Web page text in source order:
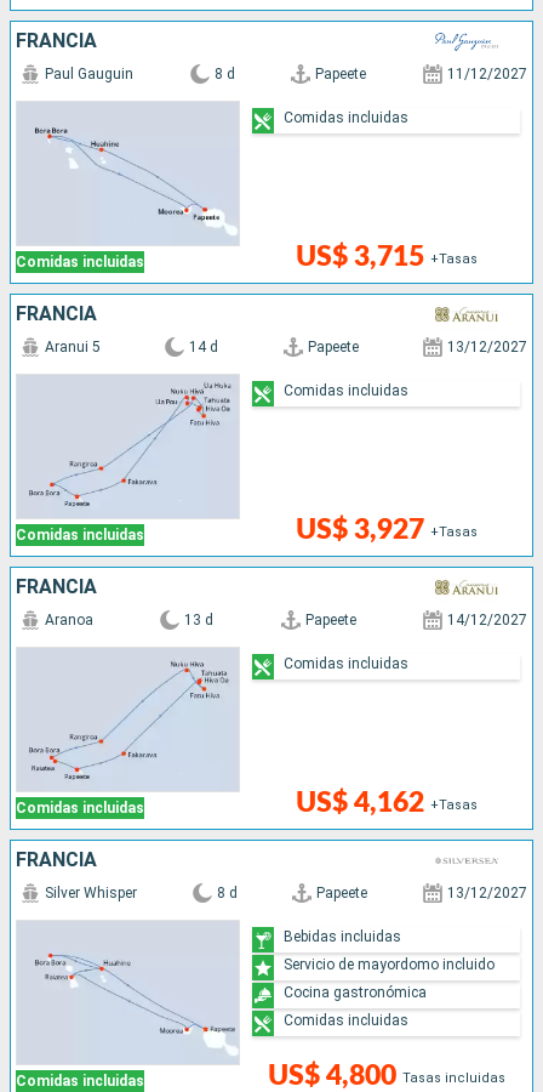
FRANCIA
Comidas incluidas
Paul Gauguin 8 d Papeete 11/12/2027
US$ 3,715 +Tasas
Comidas incluidas
FRANCIA
Comidas incluidas
Aranui 5 14 d Papeete 13/12/2027
US$ 3,927 +Tasas
Comidas incluidas
FRANCIA
Comidas incluidas
Aranoa 13 d Papeete 14/12/2027
US$ 4,162 +Tasas
Comidas incluidas
FRANCIA
Comidas incluidas
Silver Whisper 8 d Papeete 13/12/2027
US$ 4,800 Tasas incluidas
Bebidas incluidas
Servicio de mayordomo incluido
Cocina gastronómica
Comidas incluidas